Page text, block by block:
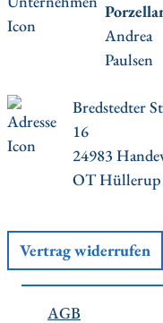
Andrea
Paulsen
Bredstedter
16
24983
OT Hüllerup
Vertrag widerrufen
AGB